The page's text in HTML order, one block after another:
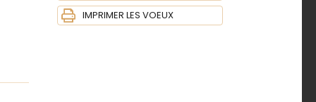
IMPRIMER LES VOEUX